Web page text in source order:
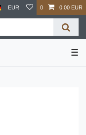
EUR 0 0,00 EUR
☰